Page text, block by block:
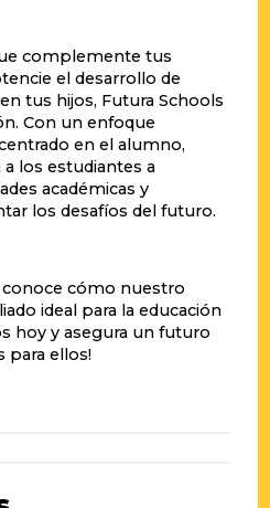
complemente tus
el desarrollo de
tus hijos, Futura Schools
Con un enfoque
en el alumno,
a los estudiantes a
académicas y
los desafíos del futuro.
conoce cómo nuestro
ideal para la educación
hoy y asegura un futuro
para ellos!